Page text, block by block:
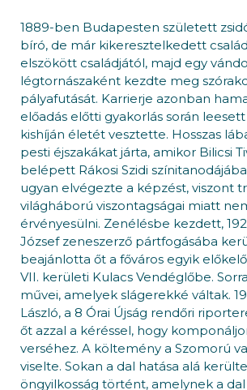
1889-ben Budapesten született
bíró, de már kikeresztelkedett
elszökött családjától, majd egy
légtornászaként kezdte meg
pályafutását. Karrierje azonban
előadás előtti gyakorlás során
kishíján életét vesztette. Hosszas
pesti éjszakákat járta, amikor Bilicsi
belépett Rákosi Szidi
ugyan elvégezte a képzést, viszont
világháború viszontagságai miatt
érvényesülni. Zenélésbe kezdett,
József zeneszerző pártfogásába
beajánlotta őt a főváros egyik
VII. kerületi Kulacs Vendéglőbe.
művei, amelyek slágerekké váltak.
László, a 8 Órai Újság rendőri
őt azzal a kéréssel, hogy
verséhez. A költemény a Szomorú
viselte. Sokan a dal hatása alá
öngyilkosság történt, amelynek a